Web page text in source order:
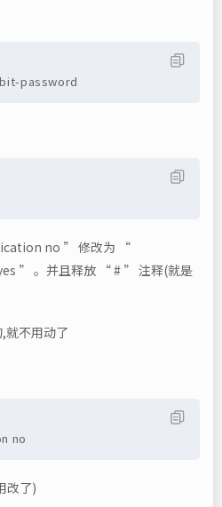
password
no ” 修改为 “
” 。并且释放 “ # ” 注释(就是
就不用动了
no
改了)